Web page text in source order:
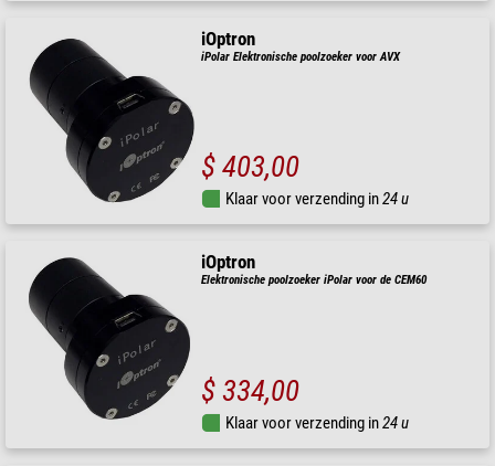
iOptron
iPolar Elektronische poolzoeker voor AVX
$ 403,00
Klaar voor verzending in24 u
iOptron
Elektronische poolzoeker iPolar voor de CEM60
$ 334,00
Klaar voor verzending in24 u